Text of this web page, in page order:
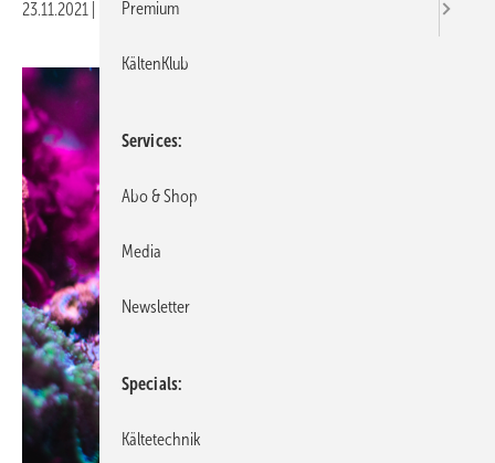
23.11.2021 Druckvorschau
Premium
KältenKlub
Services
Abo & Shop
Media
Newsletter
Specials
Kältetechnik